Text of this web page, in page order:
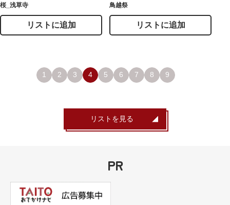
桜_浅草寺
リストに追加
鳥越祭
リストに追加
1 2 3 4 5 6 7 8 9
リストを見る
PR